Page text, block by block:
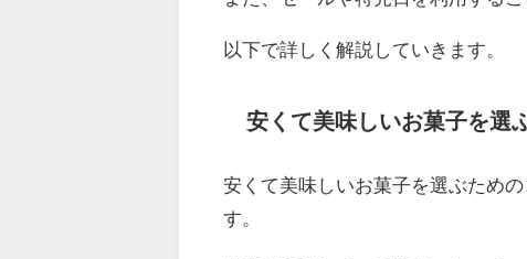
以下で詳しく解説していきます。
安くて美味しいお菓子を選
安くて美味しいお菓子を選ぶため
す。